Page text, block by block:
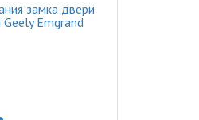
замка двери
Emgrand